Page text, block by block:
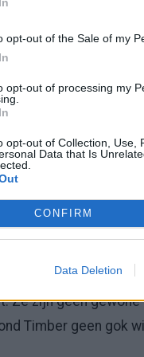
opt-out of the Sale of my
opt-out of processing my
opt-out of Collection, Use,
Data that Is
CONFIRM
Data Deletion
de
op de stand-by-lijst
gebeurt. Bij Oranje
Ze zijn geen
Timber geen gok